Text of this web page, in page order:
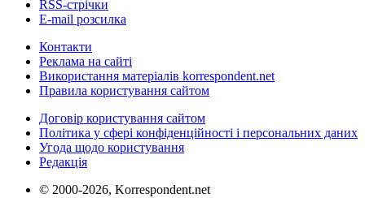
RSS-стрічки
E-mail розсилка
Контакти
Реклама на сайті
Використання матеріалів korrespondent.net
Правила користування сайтом
Договір користування сайтом
Політика у сфері конфіденційності і персональних даних
Угода щодо користування
Редакція
© 2000-2026, Korrespondent.net